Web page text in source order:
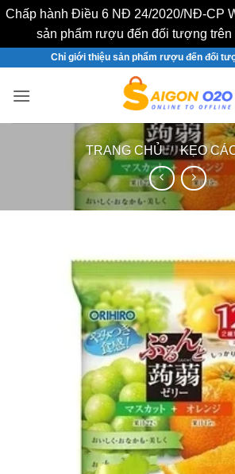
Chấp hành Điều 6 NĐ 24/2020/NĐ-CP
sản phẩm rượu đến đối tượng trên
nội
Chỉ giới thiệu sản phẩm rượu đến đối
TRANG CHỦ / KẸO